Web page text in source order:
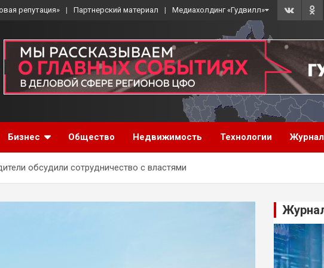
репутация» Партнерский материал Медиахолдинг «Гудвилл»
Бизнес Общество Недвижимость Технологии Журнал
обсудили сотрудничество с властями